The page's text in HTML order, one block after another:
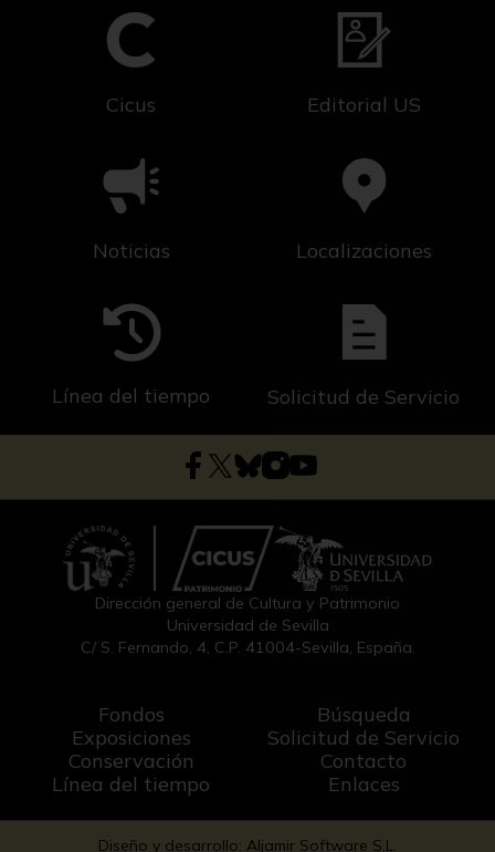
Cicus Editorial US
Noticias Localizaciones
Línea del tiempo Solicitud de Servicio
Dirección general de Cultura y Patrimonio
Universidad de Sevilla
C/ S. Fernando, 4, C.P. 41004-Sevilla, España.
Fondos
Exposiciones
Conservación
Línea del tiempo
Búsqueda
Solicitud de Servicio
Contacto
Enlaces
Diseño y desarrollo: Aljamir Software S.L.